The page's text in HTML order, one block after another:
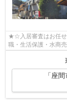
★☆入居審査はお任
職・生活保護・水商
「座